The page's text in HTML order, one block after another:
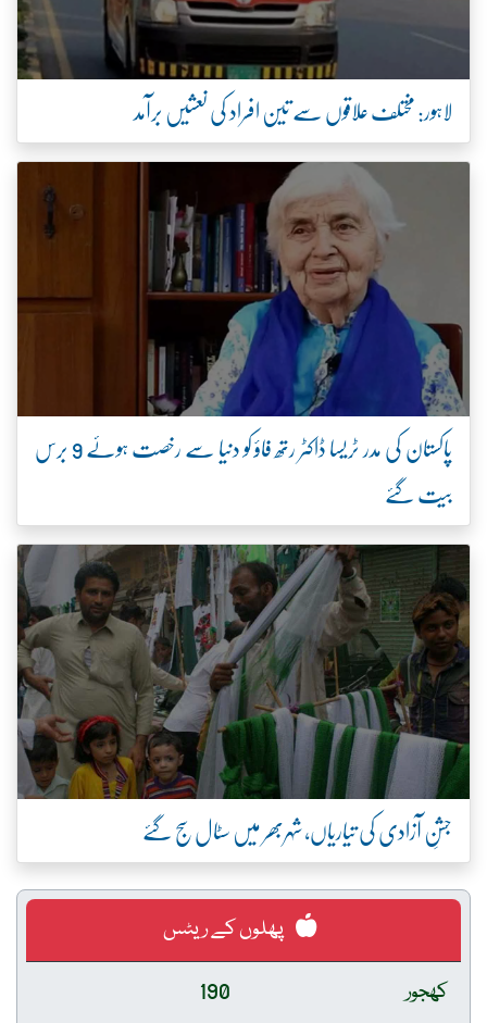
لاہور: مختلف علاقوں سے تین افراد کی نعشیں برآمد
پاکستان کی مدر ٹریسا ڈاکٹر رتھ فاؤ کو دنیا سے رخصت ہوئے 9 برس
بیت گئے
جشنِ آزادی کی تیاریاں، شہربھر میں سٹال سج گئے
پھلوں کے ریٹس
کھجور
190